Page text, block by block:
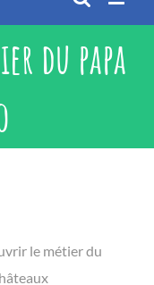
du papa
le métier du